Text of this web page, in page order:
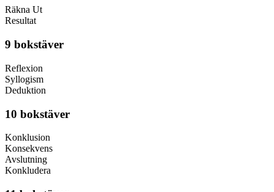
Räkna Ut
Resultat
9 bokstäver
Reflexion
Syllogism
Deduktion
10 bokstäver
Konklusion
Konsekvens
Avslutning
Konkludera